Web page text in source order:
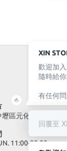
區元化路23號
11:00-22:00
XIN
歡迎加
隨時給
有任何
回覆至